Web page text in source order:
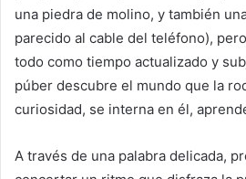
una piedra de molino, y también
parecido al cable del teléfono),
todo como tiempo actualizado y
púber descubre el mundo que la
curiosidad, se interna en él,
A través de una palabra delicada,